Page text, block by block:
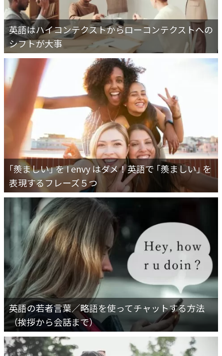
英語はハイコンテクストからローコンテクストへの
シフトが大事
｢羨ましい｣ を I envy はダメ！英語で ｢羨ましい｣ を
表現するフレーズ５つ
英語の若者言葉／略語を使ってチャットする方法
（挨拶から会話まで）